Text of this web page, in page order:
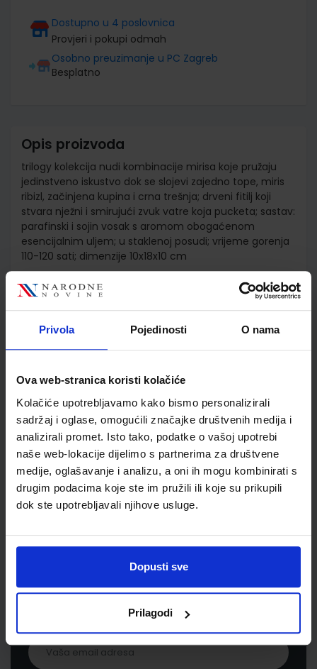
Privola Pojedinosti O nama
Ova web-stranica koristi kolačiće
Kolačiće upotrebljavamo kako bismo personalizirali
sadržaj i oglase, omogućili značajke društvenih medija i
analizirali promet. Isto tako, podatke o vašoj upotrebi
naše web-lokacije dijelimo s partnerima za društvene
medije, oglašavanje i analizu, a oni ih mogu kombinirati s
drugim podacima koje ste im pružili ili koje su prikupili
dok ste upotrebljavali njihove usluge.
Dopusti sve
Prilagodi
Dostupno u 4 poslovnica
Provjeri i pokupi odmah
Osobno preuzimanje u PC Zagreb
Besplatno
Opis proizvoda
trilogy kolekcija nudi kombinacije mirisa koje pružaju
jedinstveno iskustvo dok se slojevi zajedno tope, miris
ribizl, začinjena kupina i crna trešnja; drveni fitilj koji
stvara nježni i smirujući zvuk vatre koja pucketa; sastav:
parafinski i sojin vosak s aromom obogaćenom
esencijalnim uljem; u staklenoj posudi; vrijeme gorenja
110-120 sati; dimenzije 10x18x10 cm
Detalji proizvoda
Newsletter prijava
proizvodima i uslugama, akcijama i drugim
pogodnostima